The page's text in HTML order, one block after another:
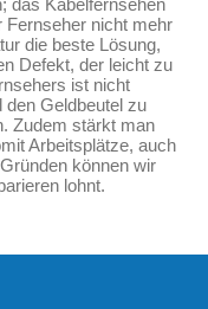
das Kabelfernsehen
Fernseher nicht mehr
die beste Lösung,
Defekt, der leicht zu
ist nicht
Geldbeutel zu
Zudem stärkt man
Arbeitsplätze, auch
können wir
lohnt.